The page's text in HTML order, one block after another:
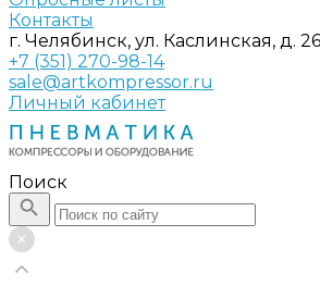
Контакты
г. Челябинск, ул. Каслинская, д.
+7 (351) 270-98-14
sale@artkompressor.ru
Личный кабинет
Поиск